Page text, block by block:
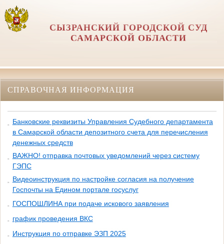
СЫЗРАНСКИЙ ГОРОДСКОЙ СУД
САМАРСКОЙ ОБЛАСТИ
СПРАВОЧНАЯ ИНФОРМАЦИЯ
Банковские реквизиты Управления Судебного департамента
в Самарской области депозитного счета для перечисления
денежных средств
ВАЖНО! отправка почтовых уведомлений через систему
ГЭПС
Видеоинструкция по настройке согласия на получение
Госпочты на Едином портале госуслуг
ГОСПОШЛИНА при подаче искового заявления
график проведения ВКС
Инструкция по отправке ЭЗП 2025